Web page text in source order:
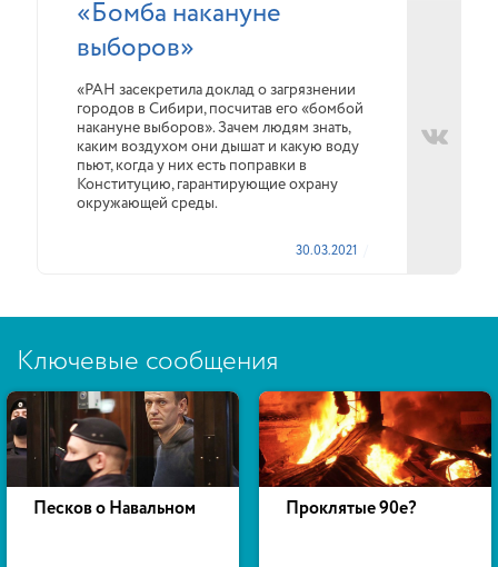
«Бомба накануне
выборов»
«РАН засекретила доклад о загрязнении
городов в Сибири, посчитав его «бомбой
накануне выборов». Зачем людям знать,
каким воздухом они дышат и какую воду
пьют, когда у них есть поправки в
Конституцию, гарантирующие охрану
окружающей среды.
30.03.2021
Ключевые сообщения
Песков о Навальном Проклятые 90е?